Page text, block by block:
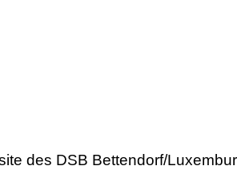
des DSB Bettendorf/